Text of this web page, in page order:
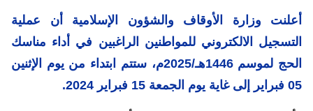
أعلنت وزارة الأوقاف
والشؤون الإسلامية أن عملية
التسجيل الالكتروني للمواطنين الراغبين في أداء مناسك
الحج لموسم 1446هـ/2025م، ستتم ابتداء من يوم الإثنين
05 فبراير إلى غاية يوم الجمعة 15 فبراير 2024
.